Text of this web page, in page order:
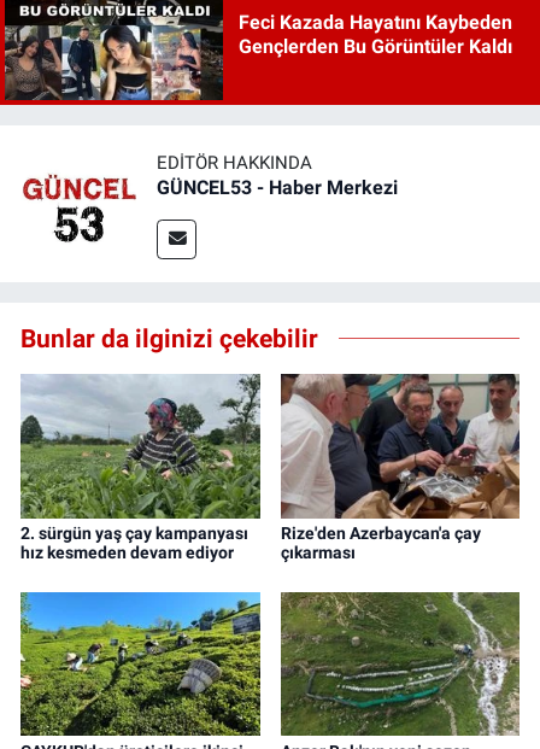
Feci Kazada Hayatını Kaybeden
Gençlerden Bu Görüntüler Kaldı
EDITÖR HAKKINDA
GÜNCEL53 - Haber Merkezi
Bunlar da ilginizi çekebilir
2. sürgün yaş çay kampanyası
hız kesmeden devam ediyor
Rize'den Azerbaycan'a çay
çıkarması